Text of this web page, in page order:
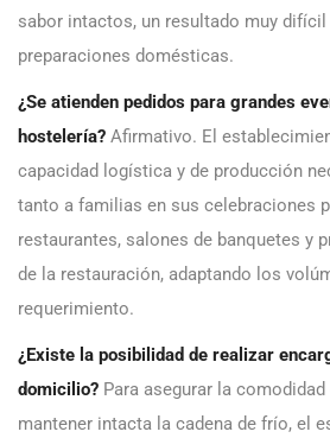
sabor intactos, un resultado muy difícil
preparaciones domésticas.
¿Se atienden pedidos para grandes
hostelería? Afirmativo. El
capacidad logística y de producción
tanto a familias en sus celebraciones
restaurantes, salones de banquetes y
de la restauración, adaptando los
requerimiento.
¿Existe la posibilidad de realizar
domicilio? Para asegurar la
mantener intacta la cadena de frío, el